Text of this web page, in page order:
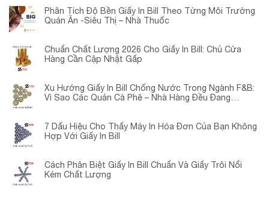
Phân Tích Độ Bền Giấy In Bill Theo Từng Môi Trường
Quán Ăn -Siêu Thị – Nhà Thuốc
Chuẩn Chất Lượng 2026 Cho Giấy In Bill: Chủ Cửa
Hàng Cần Cập Nhật Gấp
Xu Hướng Giấy In Bill Chống Nước Trong Ngành F&B:
Vì Sao Các Quán Cà Phê – Nhà Hàng Đều Đang
7 Dấu Hiệu Cho Thấy Máy In Hóa Đơn Của Bạn Không
Hợp Với Giấy In Bill
Cách Phân Biệt Giấy In Bill Chuẩn Và Giấy Trôi Nổi
Kém Chất Lượng